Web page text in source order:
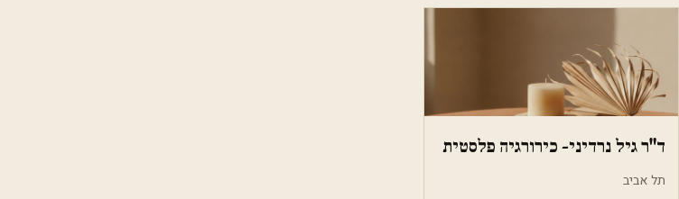
ד"ר גיל נרדיני- כירורגיה פלסטית
תל אביב